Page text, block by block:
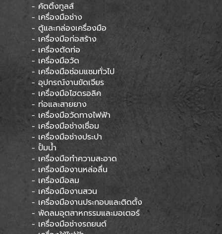
- คัตติ้งทูลส์
- เครื่องมือช่าง
- ตู้และกล่องเครื่องมือ
- เครื่องมือก่อสร้าง
- เครื่องตัดท่อ
- เครื่องมือวัด
- เครื่องมือซ่อมแซมทั่วไป
- อุปกรณ์งานขัดเจียร
- เครื่องมือไฮดรอลิค
- ท่อและสายยาง
- เครื่องมือวัดทางไฟฟ้า
- เครื่องมือช่างเชื่อม
- เครื่องมือช่างประปา
- ปั้มน้ำ
- เครื่องมือทำความสะอาด
- เครื่องมืองานหล่อลื่น
- เครื่องมือลม
- เครื่องมืองานสวน
- เครื่องมืองานประกอบและติดตั้ง
- พัดลมอุตสาหกรรมและมอเตอร์
- เครื่องมือช่างรถยนต์